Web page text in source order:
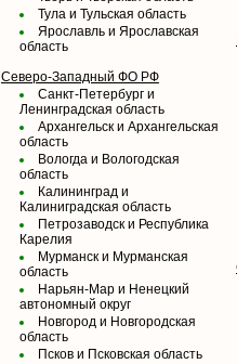
Тула и Тульская область
Ярославль и Ярославская
область
Северо-Западный ФО РФ
Санкт-Петербург и
Ленинградская область
Архангельск и Архангельская
область
Вологда и Вологодская
область
Калининград и
Калиниградская область
Петрозаводск и Республика
Карелия
Мурманск и Мурманская
область
Нарьян-Мар и Ненецкий
автономный округ
Новгород и Новгородская
область
Псков и Псковская область